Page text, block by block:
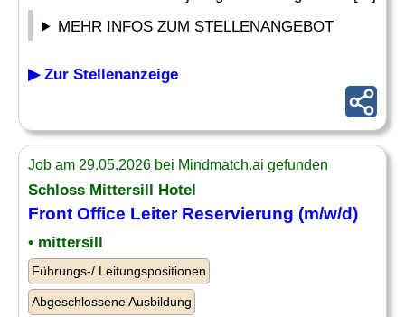
MEHR INFOS ZUM STELLENANGEBOT
▶ Zur Stellenanzeige
Job am 29.05.2026 bei Mindmatch.ai gefunden
Schloss Mittersill Hotel
Front Office Leiter Reservierung (m/w/d)
• mittersill
Führungs-/ Leitungspositionen
Abgeschlossene Ausbildung